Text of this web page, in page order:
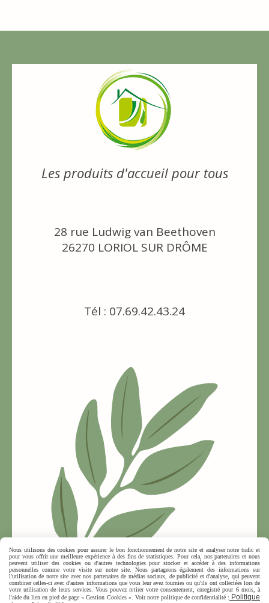
Les produits d'accueil pour tous
28 rue Ludwig van Beethoven
26270 LORIOL SUR DRÔME
Tél : 07.69.42.43.24
Nous utilisons des cookies pour assurer le bon fonctionnement de notre site et analyser notre trafic et
pour vous offrir une meilleure expérience à des fins de statistiques. Pour cela, nos partenaires et nous
peuvent utiliser des cookies ou d'autres technologies pour stocker et accéder à des informations
personnelles comme votre visite sur notre site. Nous partageons également des informations sur
l'utilisation de notre site avec nos partenaires de médias sociaux, de publicité et d'analyse, qui peuvent
combiner celles-ci avec d'autres informations que vous leur avez fournies ou qu'ils ont collectées lors de
votre utilisation de leurs services. Vous pouvez retirer votre consentement, enregistré pour 6 mois, à
l'aide du lien en pied de page « Gestion Cookies ». Voir notre politique de confidentialité : Politique